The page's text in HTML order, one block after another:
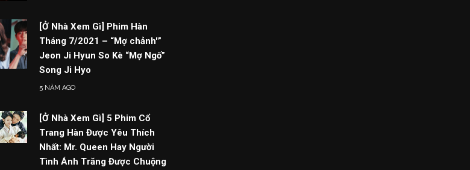
[Ở Nhà Xem Gì] Phim Hàn
Tháng 7/2021 – “Mợ chảnh'”
Jeon Ji Hyun So Kè “Mợ Ngố”
Song Ji Hyo
5 NĂM AGO
[Ở Nhà Xem Gì] 5 Phim Cổ
Trang Hàn Được Yêu Thích
Nhất: Mr. Queen Hay Người
Tình Ánh Trăng Được Chuộng